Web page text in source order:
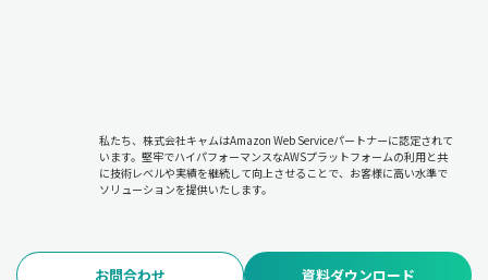
私たち、株式会社キャムはAmazon Web Serviceパートナーに認定されて
います。堅牢でハイパフォーマンスなAWSプラットフォームの利用と共
に技術レベルや実績を継続して向上させることで、お客様に高い水準で
ソリューションを提供いたします。
お問合わせ 資料ダウンロード